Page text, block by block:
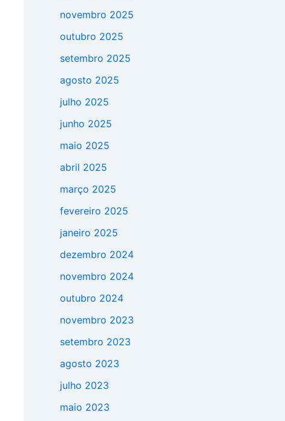
novembro 2025
outubro 2025
setembro 2025
agosto 2025
julho 2025
junho 2025
maio 2025
abril 2025
março 2025
fevereiro 2025
janeiro 2025
dezembro 2024
novembro 2024
outubro 2024
novembro 2023
setembro 2023
agosto 2023
julho 2023
maio 2023